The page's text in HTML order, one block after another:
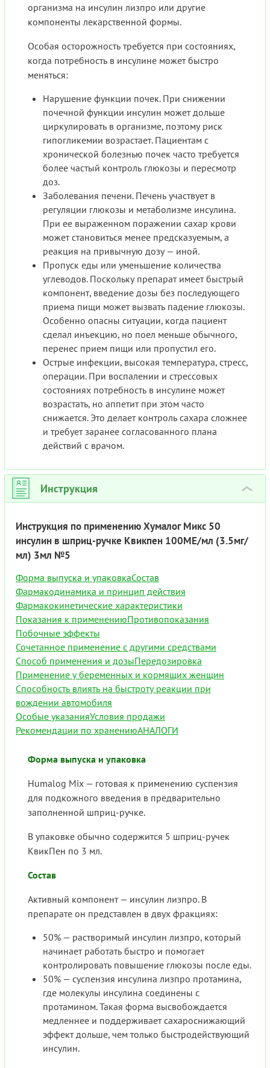
организма на инсулин лизпро или другие
компоненты лекарственной формы.
Особая осторожность требуется при состояниях,
когда потребность в инсулине может быстро
меняться:
Нарушение функции почек. При снижении
почечной функции инсулин может дольше
циркулировать в организме, поэтому риск
гипогликемии возрастает. Пациентам с
хронической болезнью почек часто требуется
более частый контроль глюкозы и пересмотр
доз.
Заболевания печени. Печень участвует в
регуляции глюкозы и метаболизме инсулина.
При ее выраженном поражении сахар крови
может становиться менее предсказуемым, а
реакция на привычную дозу — иной.
Пропуск еды или уменьшение количества
углеводов. Поскольку препарат имеет быстрый
компонент, введение дозы без последующего
приема пищи может вызвать падение глюкозы.
Особенно опасны ситуации, когда пациент
сделал инъекцию, но поел меньше обычного,
перенес прием пищи или пропустил его.
Острые инфекции, высокая температура, стресс,
операции. При воспалении и стрессовых
состояниях потребность в инсулине может
возрастать, но аппетит при этом часто
снижается. Это делает контроль сахара сложнее
и требует заранее согласованного плана
действий с врачом.
Инструкция ›
Инструкция по применению Хумалог Микс 50
инсулин в шприц-ручке Квикпен 100МЕ/мл (3.5мг/
мл) 3мл №5
Форма выпуска и упаковкаСостав
Фармакодинамика и принцип действия
Фармакокинетические характеристики
Показания к применениюПротивопоказания
Побочные эффекты
Сочетанное применение с другими средствами
Способ применения и дозыПередозировка
Применение у беременных и кормящих женщин
Способность влиять на быстроту реакции при
вождении автомобиля
Особые указанияУсловия продажи
Рекомендации по хранениюАНАЛОГИ
Форма выпуска и упаковка
Humalog Mix — готовая к применению суспензия
для подкожного введения в предварительно
заполненной шприц-ручке.
В упаковке обычно содержится 5 шприц-ручек
КвикПен по 3 мл.
Состав
Активный компонент — инсулин лизпро. В
препарате он представлен в двух фракциях:
50% — растворимый инсулин лизпро, который
начинает работать быстро и помогает
контролировать повышение глюкозы после еды.
50% — суспензия инсулина лизпро протамина,
где молекулы инсулина соединены с
протамином. Такая форма высвобождается
медленнее и поддерживает сахароснижающий
эффект дольше, чем только быстродействующий
инсулин.